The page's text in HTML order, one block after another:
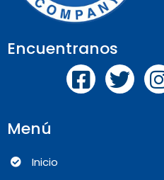
Encuentranos
Menú
Inicio